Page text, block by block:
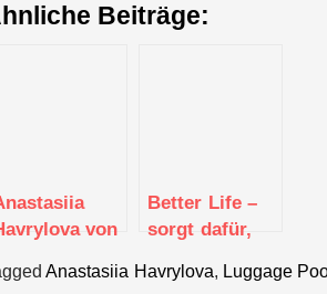
Beiträge:
von
Better Life –
sorgt dafür,
Menschen mit
Anastasiia Havrylova, Luggage